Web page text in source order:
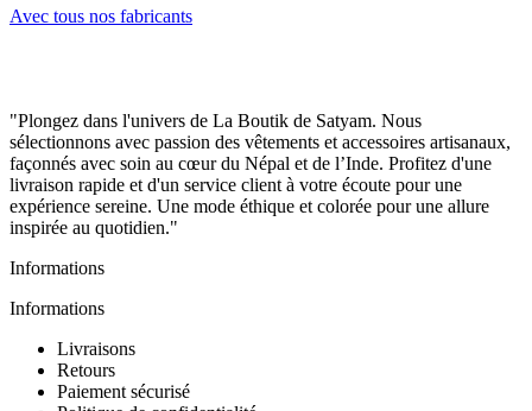
Avec tous nos fabricants
"Plongez dans l'univers de La Boutik de Satyam. Nous
sélectionnons avec passion des vêtements et accessoires artisanaux,
façonnés avec soin au cœur du Népal et de l’Inde. Profitez d'une
livraison rapide et d'un service client à votre écoute pour une
expérience sereine. Une mode éthique et colorée pour une allure
inspirée au quotidien."
Informations
Informations
Livraisons
Retours
Paiement sécurisé